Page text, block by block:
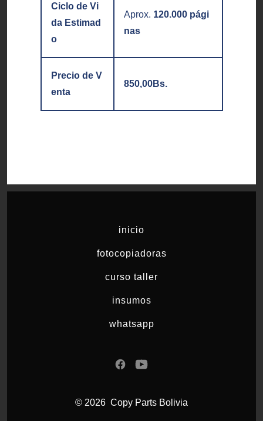
Ciclo de Vi
da Estimad
o
Aprox. 120.000 pági
nas
Precio de V
enta
850,00Bs.
inicio
fotocopiadoras
curso taller
insumos
whatsapp
Abrir
en
Abrir
en
© 2026 Copy Parts Bolivia